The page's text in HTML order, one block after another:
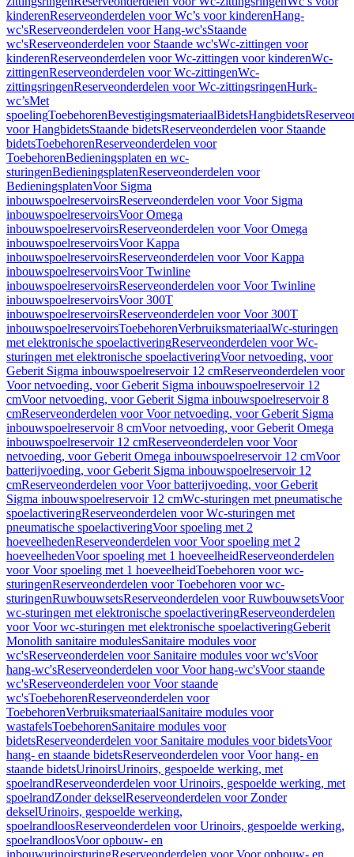
kinderenReserveonderdelen voor Wc’s voor kinderenHang-
wc'sReserveonderdelen voor Hang-wc'sStaande
wc'sReserveonderdelen voor Staande wc'sWc-zittingen voor
kinderenReserveonderdelen voor Wc-zittingen voor kinderenWc-
zittingenReserveonderdelen voor Wc-zittingenWc-
zittingsringenReserveonderdelen voor Wc-zittingsringenHurk-
wc’sMet
spoelingToebehorenBevestigingsmateriaalBidetsHangbidets
voor HangbidetsStaande bidetsReserveonderdelen voor Staande
bidetsToebehorenReserveonderdelen voor
ToebehorenBedieningsplaten en wc-
sturingenBedieningsplatenReserveonderdelen voor
BedieningsplatenVoor Sigma
inbouwspoelreservoirsReserveonderdelen voor Voor Sigma
inbouwspoelreservoirsVoor Omega
inbouwspoelreservoirsReserveonderdelen voor Voor Omega
inbouwspoelreservoirsVoor Kappa
inbouwspoelreservoirsReserveonderdelen voor Voor Kappa
inbouwspoelreservoirsVoor Twinline
inbouwspoelreservoirsReserveonderdelen voor Voor Twinline
inbouwspoelreservoirsVoor 300T
inbouwspoelreservoirsReserveonderdelen voor Voor 300T
inbouwspoelreservoirsToebehorenVerbruiksmateriaalWc-sturingen
met elektronische spoelactiveringReserveonderdelen voor Wc-
sturingen met elektronische spoelactiveringVoor netvoeding, voor
Geberit Sigma inbouwspoelreservoir 12 cmReserveonderdelen voor
Voor netvoeding, voor Geberit Sigma inbouwspoelreservoir 12
cmVoor netvoeding, voor Geberit Sigma inbouwspoelreservoir 8
cmReserveonderdelen voor Voor netvoeding, voor Geberit Sigma
inbouwspoelreservoir 8 cmVoor netvoeding, voor Geberit Omega
inbouwspoelreservoir 12 cmReserveonderdelen voor Voor
netvoeding, voor Geberit Omega inbouwspoelreservoir 12 cmVoor
batterijvoeding, voor Geberit Sigma inbouwspoelreservoir 12
cmReserveonderdelen voor Voor batterijvoeding, voor Geberit
Sigma inbouwspoelreservoir 12 cmWc-sturingen met pneumatische
spoelactiveringReserveonderdelen voor Wc-sturingen met
pneumatische spoelactiveringVoor spoeling met 2
hoeveelhedenReserveonderdelen voor Voor spoeling met 2
hoeveelhedenVoor spoeling met 1 hoeveelheidReserveonderdelen
voor Voor spoeling met 1 hoeveelheidToebehoren voor wc-
sturingenReserveonderdelen voor Toebehoren voor wc-
sturingenRuwbouwsetsReserveonderdelen voor RuwbouwsetsVoor
wc-sturingen met elektronische spoelactiveringReserveonderdelen
voor Voor wc-sturingen met elektronische spoelactiveringGeberit
Monolith sanitaire modulesSanitaire modules voor
wc'sReserveonderdelen voor Sanitaire modules voor wc'sVoor
hang-wc'sReserveonderdelen voor Voor hang-wc'sVoor staande
wc'sReserveonderdelen voor Voor staande
wc'sToebehorenReserveonderdelen voor
ToebehorenVerbruiksmateriaalSanitaire modules voor
wastafelsToebehorenSanitaire modules voor
bidetsReserveonderdelen voor Sanitaire modules voor bidetsVoor
hang- en staande bidetsReserveonderdelen voor Voor hang- en
staande bidetsUrinoirsUrinoirs, gespoelde werking, met
spoelrandReserveonderdelen voor Urinoirs, gespoelde werking, met
spoelrandZonder dekselReserveonderdelen voor Zonder
dekselUrinoirs, gespoelde werking,
spoelrandloosReserveonderdelen voor Urinoirs, gespoelde werking,
spoelrandloosVoor opbouw- en
inbouwurinoirsturingReserveonderdelen voor Voor opbouw- en